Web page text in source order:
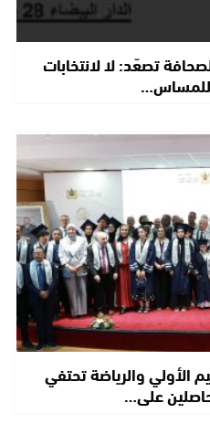
تصعّد: لا لانتخابات
للمساس…
الأولي والرياضة تحتفي
على…